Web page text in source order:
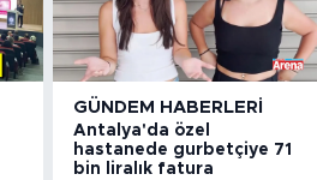
GÜNDEM HABERLERI
Antalya'da özel
hastanede gurbetçiye 71
bin liralık fatura